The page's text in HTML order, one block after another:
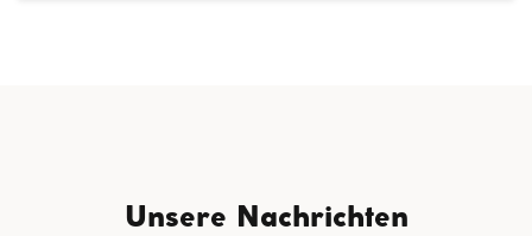
Unsere Nachrichten